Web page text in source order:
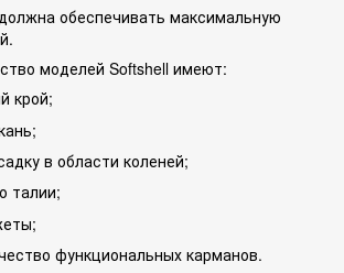
обеспечивать максимальную
моделей Softshell имеют:
крой;
в области коленей;
талии;
функциональных карманов.